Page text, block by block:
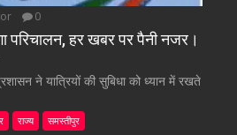
0
परिचालन, हर खबर पर पैनी नजर।
ने यात्रियों की सुबिधा को ध्यान में रखते
राज्य समस्तीपुर